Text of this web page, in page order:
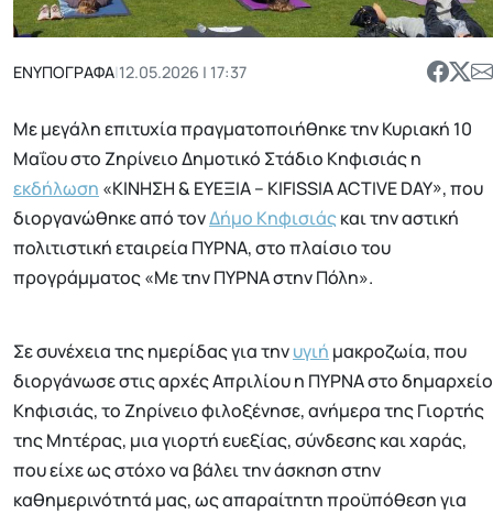
ΕΝΥΠΟΓΡΑΦΑ|12.05.2026 | 17:37
Με μεγάλη επιτυχία πραγματοποιήθηκε την Κυριακή 10
Μαΐου στο Ζηρίνειο Δημοτικό Στάδιο Κηφισιάς η
εκδήλωση «ΚΙΝΗΣΗ & ΕΥΕΞΙΑ – KIFISSIA ACTIVE DAY», που
διοργανώθηκε από τονΔήμο Κηφισιάςκαι την αστική
πολιτιστική εταιρεία ΠΥΡΝΑ, στο πλαίσιο του
προγράμματος «Με την ΠΥΡΝΑ στην Πόλη».
Σε συνέχεια της ημερίδας για τηνυγιή μακροζωία, που
διοργάνωσε στις αρχές Απριλίου η ΠΥΡΝΑ στο δημαρχείο
Κηφισιάς, το Ζηρίνειο φιλοξένησε, ανήμερα της Γιορτής
της Μητέρας, μια γιορτή ευεξίας, σύνδεσης και χαράς,
που είχε ως στόχο να βάλει την άσκηση στην
καθημερινότητά μας, ως απαραίτητη προϋπόθεση για